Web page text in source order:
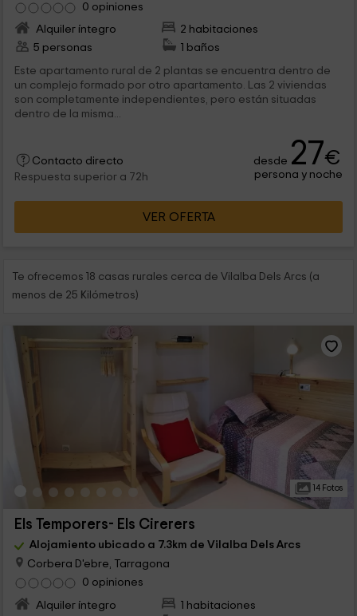
0 opiniones
Alquiler íntegro
2 habitaciones
5 personas
1 baños
Este apartamento rural de 2 plantas se encuentra dentro de
un complejo formado por otro apartamento. Las 2 viviendas
son completamente independientes, pero están situadas
dentro de la misma...
Contacto directo
Respuesta superior a 72h
desde 27€
persona y noche
VER OFERTA
Te ofrecemos 18 casas rurales cerca de Vilalba Dels Arcs (a
menos de 25 Kilómetros)
14 Fotos
Els Temporers- Els Cirerers
Alojamiento ubicado a 7.3km de Vilalba Dels Arcs
Corbera D'ebre, Tarragona
0 opiniones
Alquiler íntegro
1 habitaciones